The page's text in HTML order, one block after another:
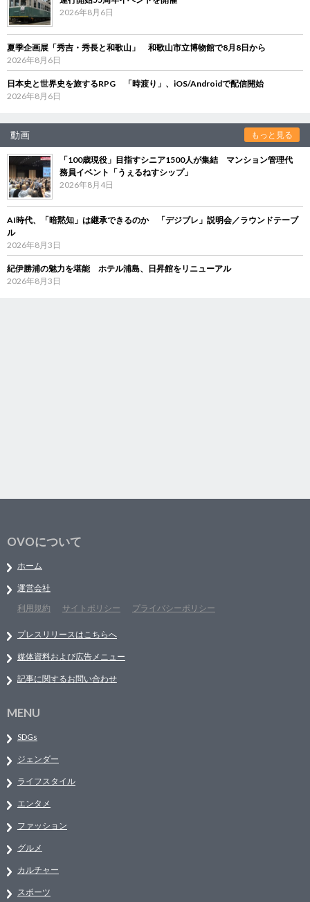
2026年8月6日
夏季企画展「秀吉・秀長と和歌山」 和歌山市立博物館で8月8日から
2026年8月6日
日本史と世界史を旅するRPG 「時渡り」、iOS/Androidで配信開始
2026年8月6日
動画 もっと見る
「100歳現役」目指すシニア1500人が集結 マンション管理代
務員イベント「うぇるねすシップ」
2026年8月4日
AI時代、「暗黙知」は継承できるのか 「デジブレ」説明会／ラウンドテーブ
ル
2026年8月3日
紀伊勝浦の魅力を堪能 ホテル浦島、日昇館をリニューアル
2026年8月3日
OVOについて
ホーム
運営会社
利用規約
サイトポリシー プライバシーポリシー
プレスリリースはこちらへ
媒体資料および広告メニュー
記事に関するお問い合わせ
MENU
SDGs
ジェンダー
ライフスタイル
エンタメ
ファッション
グルメ
カルチャー
スポーツ